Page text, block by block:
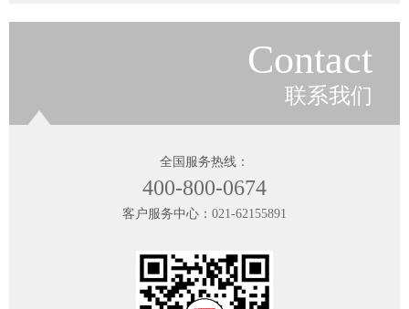
Contact
联系我们
全国服务热线：
400-800-0674
客户服务中心： 021-62155891